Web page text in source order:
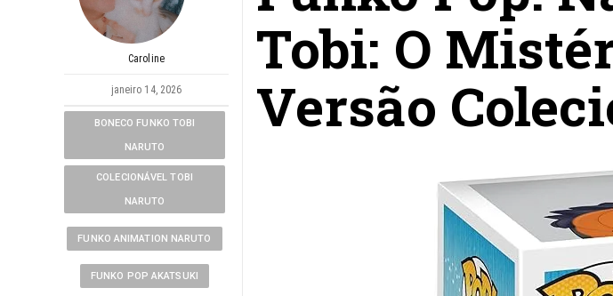
Caroline
janeiro 14, 2026
BONECO FUNKO TOBI
NARUTO
COLECIONÁVEL TOBI
NARUTO
FUNKO ANIMATION NARUTO
FUNKO POP AKATSUKI
Tobi: O
Versão